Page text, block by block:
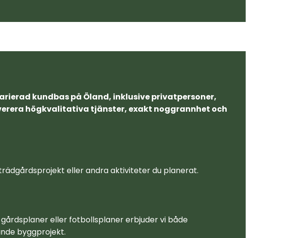
kundbas på Öland, inklusive privatpersoner,
högkvalitativa tjänster, exakt noggrannhet och
eller andra aktiviteter du planerat.
eller fotbollsplaner erbjuder vi både
byggprojekt.